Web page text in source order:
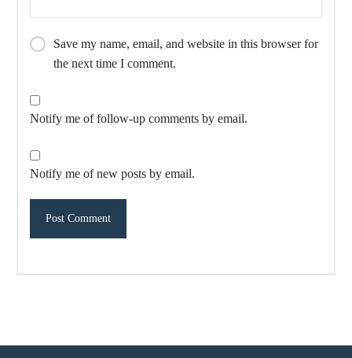
Save my name, email, and website in this browser for
the next time I comment.
Notify me of follow-up comments by email.
Notify me of new posts by email.